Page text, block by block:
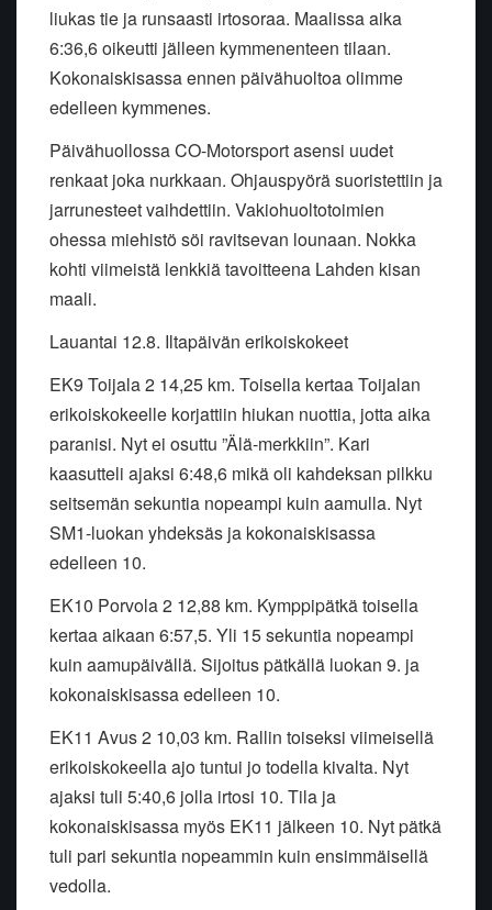
liukas tie ja runsaasti irtosoraa. Maalissa aika
6:36,6 oikeutti jälleen kymmenenteen tilaan.
Kokonaiskisassa ennen päivähuoltoa olimme
edelleen kymmenes.
Päivähuollossa CO-Motorsport asensi uudet
renkaat joka nurkkaan. Ohjauspyörä suoristettiin ja
jarrunesteet vaihdettiin. Vakiohuoltotoimien
ohessa miehistö söi ravitsevan lounaan. Nokka
kohti viimeistä lenkkiä tavoitteena Lahden kisan
maali.
Lauantai 12.8. Iltapäivän erikoiskokeet
EK9 Toijala 2 14,25 km. Toisella kertaa Toijalan
erikoiskokeelle korjattiin hiukan nuottia, jotta aika
paranisi. Nyt ei osuttu ”Älä-merkkiin”. Kari
kaasutteli ajaksi 6:48,6 mikä oli kahdeksan pilkku
seitsemän sekuntia nopeampi kuin aamulla. Nyt
SM1-luokan yhdeksäs ja kokonaiskisassa
edelleen 10.
EK10 Porvola 2 12,88 km. Kymppipätkä toisella
kertaa aikaan 6:57,5. Yli 15 sekuntia nopeampi
kuin aamupäivällä. Sijoitus pätkällä luokan 9. ja
kokonaiskisassa edelleen 10.
EK11 Avus 2 10,03 km. Rallin toiseksi viimeisellä
erikoiskokeella ajo tuntui jo todella kivalta. Nyt
ajaksi tuli 5:40,6 jolla irtosi 10. Tila ja
kokonaiskisassa myös EK11 jälkeen 10. Nyt pätkä
tuli pari sekuntia nopeammin kuin ensimmäisellä
vedolla.